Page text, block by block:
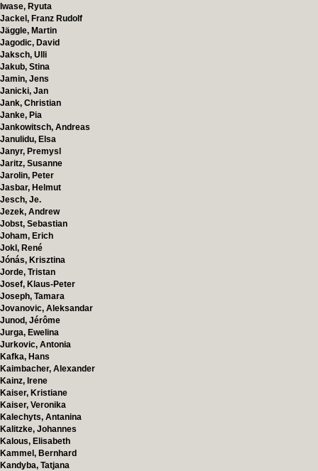
Iwase, Ryuta
Jackel, Franz Rudolf
Jäggle, Martin
Jagodic, David
Jaksch, Ulli
Jakub, Stina
Jamin, Jens
Janicki, Jan
Jank, Christian
Janke, Pia
Jankowitsch, Andreas
Janulidu, Elsa
Janyr, Premysl
Jaritz, Susanne
Jarolin, Peter
Jasbar, Helmut
Jesch, Je.
Jezek, Andrew
Jobst, Sebastian
Joham, Erich
Jokl, René
Jónás, Krisztina
Jorde, Tristan
Josef, Klaus-Peter
Joseph, Tamara
Jovanovic, Aleksandar
Junod, Jérôme
Jurga, Ewelina
Jurkovic, Antonia
Kafka, Hans
Kaimbacher, Alexander
Kainz, Irene
Kaiser, Kristiane
Kaiser, Veronika
Kalechyts, Antanina
Kalitzke, Johannes
Kalous, Elisabeth
Kammel, Bernhard
Kandyba, Tatjana